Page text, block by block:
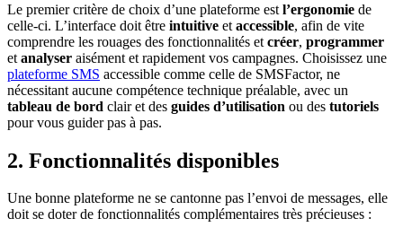
Le premier critère de choix d’une plateforme est l’ergonomie de
celle-ci. L’interface doit être intuitive et accessible, afin de vite
comprendre les rouages des fonctionnalités et créer, programmer
et analyser aisément et rapidement vos campagnes. Choisissez une
plateforme SMS accessible comme celle de SMSFactor, ne
nécessitant aucune compétence technique préalable, avec un
tableau de bord clair et des guides d’utilisation ou des tutoriels
pour vous guider pas à pas.
2. Fonctionnalités disponibles
Une bonne plateforme ne se cantonne pas l’envoi de messages, elle
doit se doter de fonctionnalités complémentaires très précieuses :